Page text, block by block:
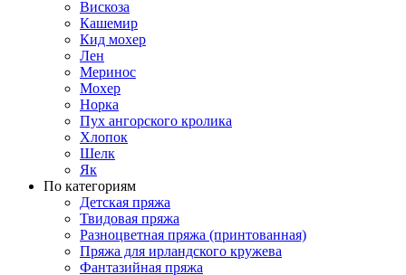
Вискоза
Кашемир
Кид мохер
Лен
Меринос
Мохер
Норка
Пух ангорского кролика
Хлопок
Шелк
Як
По категориям
Детская пряжа
Твидовая пряжа
Разноцветная пряжа (принтованная)
Пряжа для ирландского кружева
Фантазийная пряжа